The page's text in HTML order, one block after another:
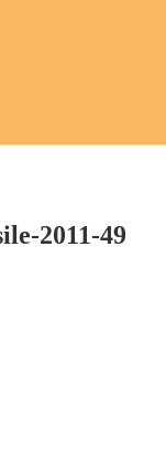
2011-49